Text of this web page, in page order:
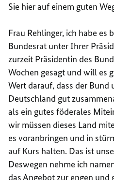
Sie hier auf einem guten
Frau Rehlinger, ich habe es
Bundesrat unter Ihrer
zurzeit Präsidentin des
Wochen gesagt und will es
Wert darauf, dass der Bund
Deutschland gut
als ein gutes föderales
wir müssen dieses Land
es voranbringen und in
auf Kurs halten. Das ist
Deswegen nehme ich
das Angebot zur engen